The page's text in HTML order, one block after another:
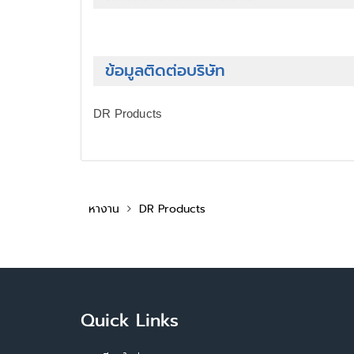
ข้อมูลติดต่อบริษัท
DR Products
หางาน DR Products
Quick Links